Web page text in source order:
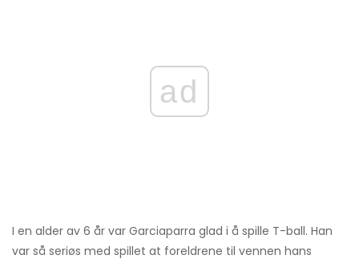
ad
I en alder av 6 år var Garciaparra glad i å spille T-ball. Han
var så seriøs med spillet at foreldrene til vennen hans